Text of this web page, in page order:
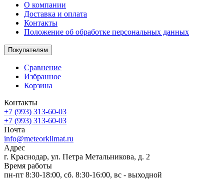
О компании
Доставка и оплата
Контакты
Положение об обработке персональных данных
Покупателям
Сравнение
Избранное
Корзина
Контакты
+7 (993) 313-60-03
+7 (993) 313-60-03
Почта
info@meteorklimat.ru
Адрес
г. Краснодар, ул. Петра Метальникова, д. 2
Время работы
пн-пт 8:30-18:00, сб. 8:30-16:00, вс - выходной